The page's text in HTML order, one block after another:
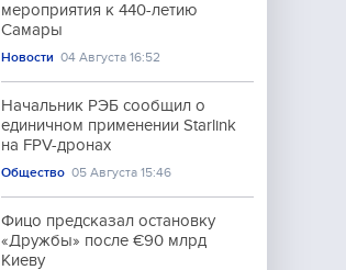
мероприятия к 440-летию
Самары
Новости 04 Августа 16:52
Начальник РЭБ сообщил о
единичном применении Starlink
на FPV-дронах
Общество 05 Августа 15:46
Фицо предсказал остановку
«Дружбы» после €90 млрд
Киеву